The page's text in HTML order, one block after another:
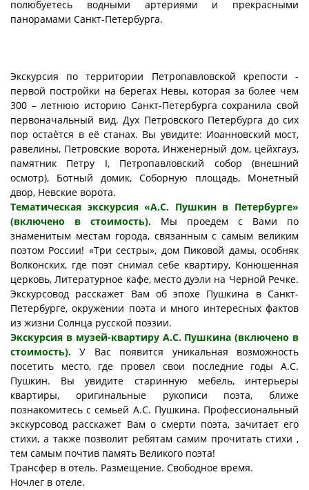
полюбуетесь водными артериями и прекрасными
панорамами Санкт-Петербурга.
Экскурсия по территории Петропавловской крепости -
первой постройки на берегах Невы, которая за более чем
300 – летнюю историю Санкт-Петербурга сохранила свой
первоначальный вид. Дух Петровского Петербурга до сих
пор остаѐтся в её станах. Вы увидите: Иоанновский мост,
равелины, Петровские ворота, Инженерный дом, цейхгауз,
памятник Петру I, Петропавловский собор (внешний
осмотр), Ботный домик, Соборную площадь, Монетный
двор, Невские ворота.
Тематическая экскурсия «А.С. Пушкин в Петербурге»
(включено в стоимость). Мы проедем с Вами по
знаменитым местам города, связанным с самым великим
поэтом России! «Три сестры», дом Пиковой дамы, особняк
Волконских, где поэт снимал себе квартиру, Конюшенная
церковь, Литературное кафе, место дуэли на Черной Речке.
Экскурсовод расскажет Вам об эпохе Пушкина в Санкт-
Петербурге, окружении поэта и много интересных фактов
из жизни Солнца русской поэзии.
Экскурсия в музей-квартиру А.С. Пушкина (включено в
стоимость).У Вас появится уникальная возможность
посетить место, где провел свои последние годы А.С.
Пушкин. Вы увидите старинную мебель, интерьеры
квартиры, оригинальные рукописи поэта, ближе
познакомитесь с семьей А.С. Пушкина. Профессиональный
экскурсовод расскажет Вам о смерти поэта, зачитает его
стихи, а также позволит ребятам самим прочитать стихи ,
тем самым почтив память Великого поэта!
Трансфер в отель. Размещение. Свободное время.
Ночлег в отеле.